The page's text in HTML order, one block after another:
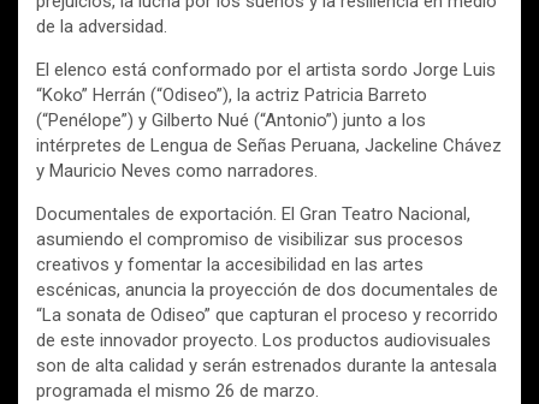
de la adversidad.
El elenco está conformado por el artista sordo Jorge Luis
“Koko” Herrán (“Odiseo”), la actriz Patricia Barreto
(“Penélope”) y Gilberto Nué (“Antonio”) junto a los
intérpretes de Lengua de Señas Peruana, Jackeline Chávez
y Mauricio Neves como narradores.
Documentales de exportación. El Gran Teatro Nacional,
asumiendo el compromiso de visibilizar sus procesos
creativos y fomentar la accesibilidad en las artes
escénicas, anuncia la proyección de dos documentales de
“La sonata de Odiseo” que capturan el proceso y recorrido
de este innovador proyecto. Los productos audiovisuales
son de alta calidad y serán estrenados durante la antesala
programada el mismo 26 de marzo.